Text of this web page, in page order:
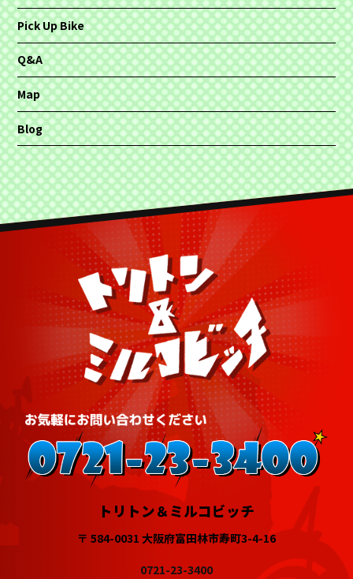
Pick Up Bike
Q&A
Map
Blog
トリトン＆ミルコビッチ
〒 584-0031 大阪府富田林市寿町3-4-16
0721-23-3400